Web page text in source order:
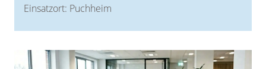
Einsatzort: Puchheim